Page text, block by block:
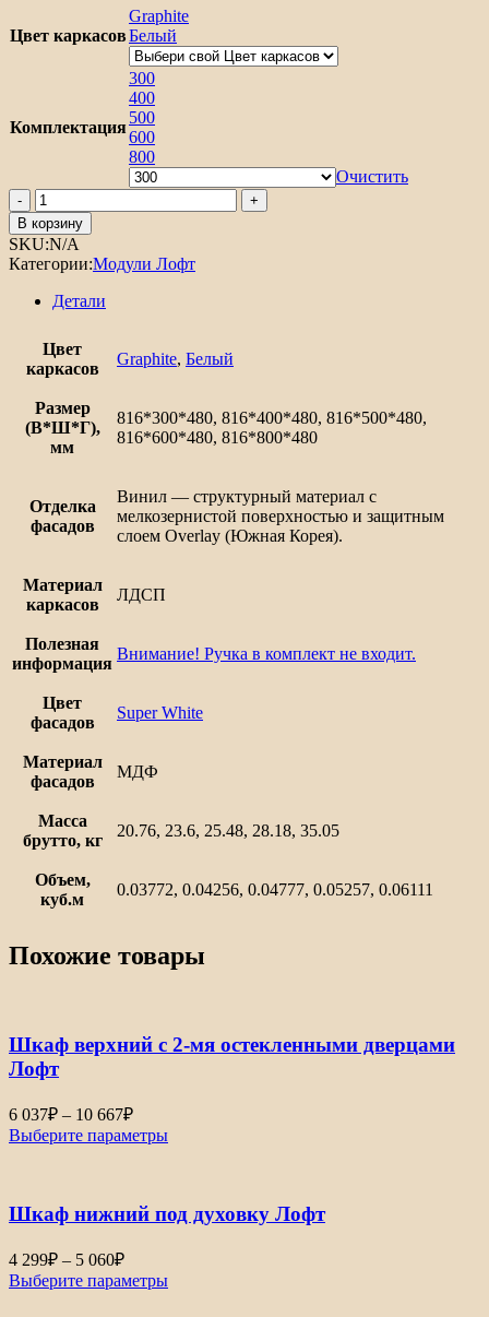
5
334₽
–
10
003₽
Цвет каркасов
Graphite
Белый
Комплектация
300
400
500
600
800
Очистить
Количество
товара
Шкаф
нижний
с
3-
Лофт
В корзину
SKU:N/A
Категории:Модули Лофт
Детали
Цвет
каркасов
Graphite, Белый
Размер
(В*Ш*Г),
мм
816*300*480, 816*400*480, 816*500*480,
816*600*480, 816*800*480
Отделка
фасадов
Винил — структурный материал с
мелкозернистой поверхностью и защитным
слоем Overlay (Южная Корея).
Материал
каркасов
ЛДСП
Полезная
информация
Внимание! Ручка в комплект не входит.
Цвет
фасадов
Super White
Материал
фасадов
МДФ
Масса
брутто, кг
20.76, 23.6, 25.48, 28.18, 35.05
Объем,
куб.м
0.03772, 0.04256, 0.04777, 0.05257, 0.06111
Похожие товары
Шкаф верхний с 2-мя остекленными дверцами
Лофт
6 037₽ – 10 667₽Диапазон
цен:
6
10
Выберите параметры
Шкаф нижний под духовку Лофт
4 299₽ – 5 060₽Диапазон
цен:
4
Выберите параметры